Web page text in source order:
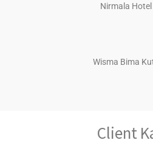
Nirmala Hotel
Wisma Bima
Client